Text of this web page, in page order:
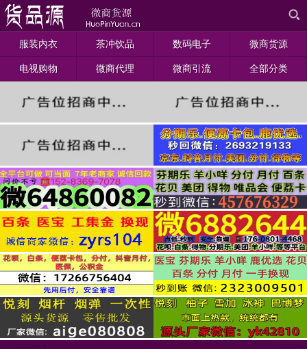
服装内衣 茶冲饮品 数码电子 微商货源
电视购物 微商代理 微商引流 全部分类